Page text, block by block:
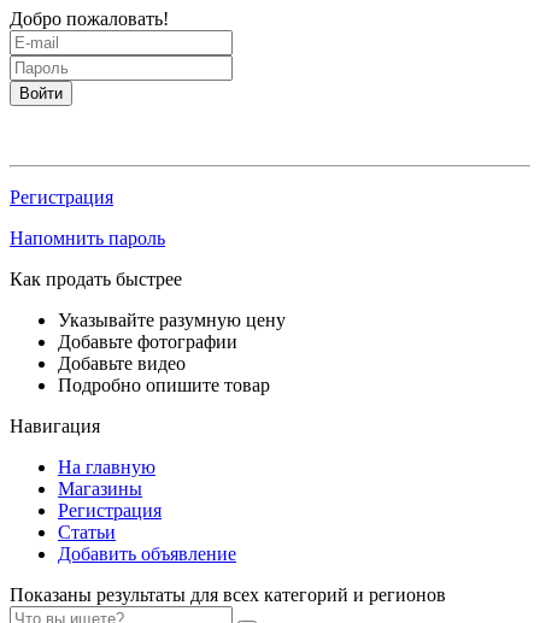
Добро пожаловать!
Войти
Регистрация
Напомнить пароль
Как продать быстрее
Указывайте разумную цену
Добавьте фотографии
Добавьте видео
Подробно опишите товар
Навигация
На главную
Магазины
Регистрация
Статьи
Добавить объявление
Показаны результаты для всех категорий и регионов